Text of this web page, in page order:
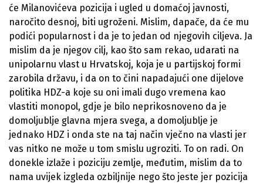
će Milanovićeva pozicija i ugled u domaćoj javnosti,
naročito desnoj, biti ugroženi. Mislim, dapače, da će mu
podići popularnost i da je to jedan od njegovih ciljeva. Ja
mislim da je njegov cilj, kao što sam rekao, udarati na
unipolarnu vlast u Hrvatskoj, koja je u partijskoj formi
zarobila državu, i da on to čini napadajući one dijelove
politika HDZ-a koje su oni imali dugo vremena kao
vlastiti monopol, gdje je bilo neprikosnoveno da je
domoljublje glavna mjera svega, a domoljublje je
jednako HDZ i onda ste na taj način vječno na vlasti jer
vas nitko ne može u tom smislu ugroziti. To on radi. On
donekle izlaže i poziciju zemlje, međutim, mislim da to
nama uvijek izgleda ozbiljnije nego što jeste jer pozicija